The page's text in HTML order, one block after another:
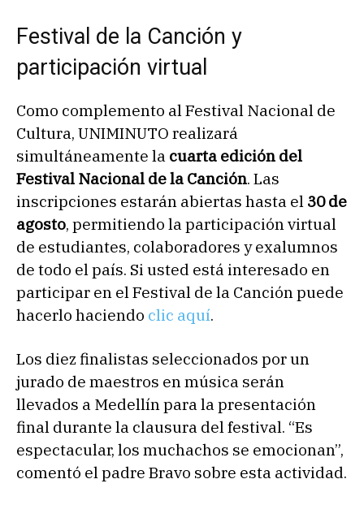
Festival de la Canción y
participación virtual
Como complemento al Festival Nacional de
Cultura, UNIMINUTO realizará
simultáneamente la cuarta edición del
Festival Nacional de la Canción. Las
inscripciones estarán abiertas hasta el 30 de
agosto, permitiendo la participación virtual
de estudiantes, colaboradores y exalumnos
de todo el país. Si usted está interesado en
participar en el Festival de la Canción puede
hacerlo haciendo clic aquí.
Los diez finalistas seleccionados por un
jurado de maestros en música serán
llevados a Medellín para la presentación
final durante la clausura del festival. “Es
espectacular, los muchachos se emocionan”,
comentó el padre Bravo sobre esta actividad.